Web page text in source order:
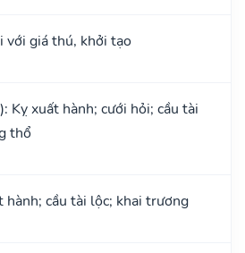
với giá thú, khởi tạo
Kỵ xuất hành; cưới hỏi; cầu tài
thổ
hành; cầu tài lộc; khai trương